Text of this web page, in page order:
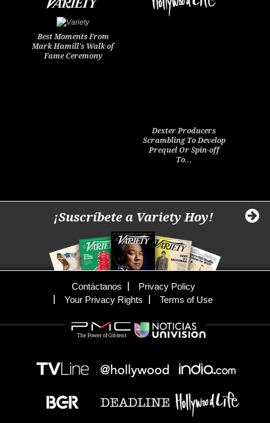
Best Moments From
Mark Hamill's Walk of
Fame Ceremony
Dexter Producers
Scrambling To Develop
Prequel Or Spin-off
To…
¡Suscríbete a Variety Hoy!
Contáctanos
Privacy Policy
Your Privacy Rights
Terms of Use
The Power of Content